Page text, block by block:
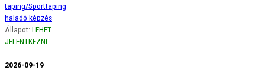
taping/Sporttaping
haladó képzés
Állapot: LEHET
JELENTKEZNI
2026-09-19